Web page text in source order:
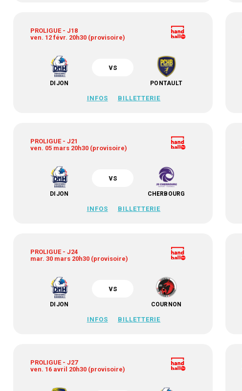
PROLIGUE - J18
ven. 12 févr. 20h30 (provisoire)
DIJON
vs
PONTAULT
INFOS BILLETTERIE
PROLIGUE - J21
ven. 05 mars 20h30 (provisoire)
DIJON
vs
CHERBOURG
INFOS BILLETTERIE
PROLIGUE - J24
mar. 30 mars 20h30 (provisoire)
DIJON
vs
COURNON
INFOS BILLETTERIE
PROLIGUE - J27
ven. 16 avril 20h30 (provisoire)